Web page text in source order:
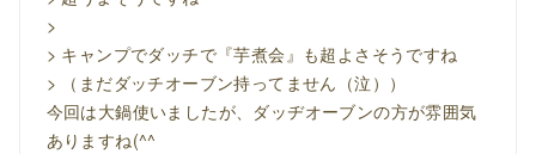
>
> キャンプでダッチで『芋煮会』も超よさそうですね
> （まだダッチオーブン持ってません（泣））
今回は大鍋使いましたが、ダッヂオーブンの方が雰囲気
ありますね(^^